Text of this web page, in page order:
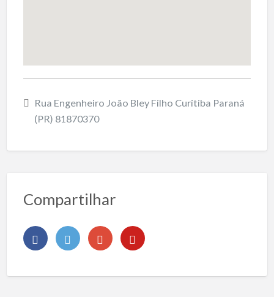
Rua Engenheiro João Bley Filho Curitiba Paraná
(PR) 81870370
Compartilhar